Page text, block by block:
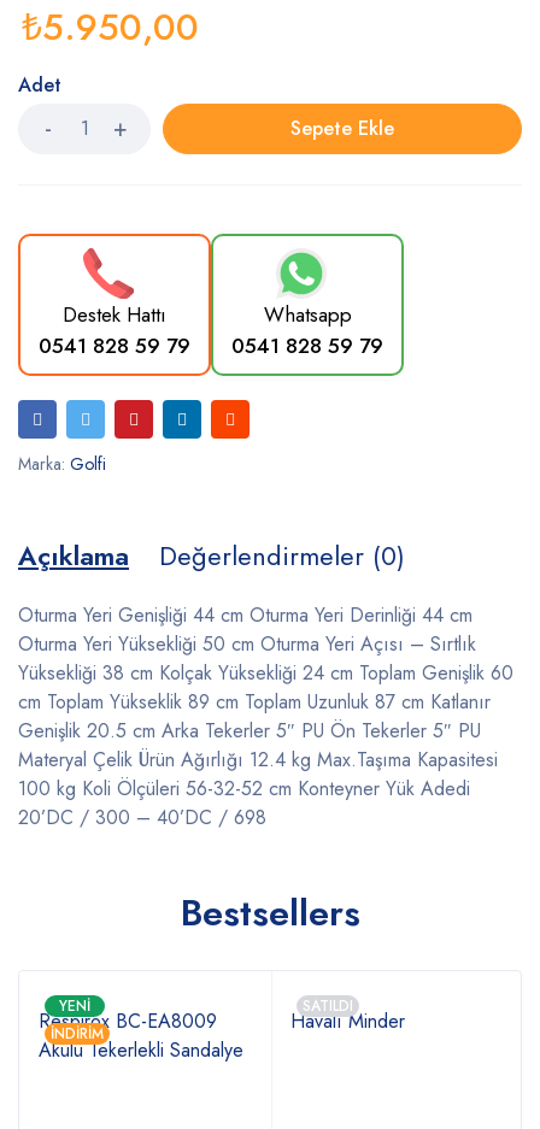
₺5.950,00
Adet
Sepete Ekle
Destek Hattı
0541 828 59 79
Whatsapp
0541 828 59 79
Marka: Golfi
Açıklama Değerlendirmeler (0)
Oturma Yeri Genişliği 44 cm Oturma Yeri Derinliği 44 cm
Oturma Yeri Yüksekliği 50 cm Oturma Yeri Açısı – Sırtlık
Yüksekliği 38 cm Kolçak Yüksekliği 24 cm Toplam Genişlik 60
cm Toplam Yükseklik 89 cm Toplam Uzunluk 87 cm Katlanır
Genişlik 20.5 cm Arka Tekerler 5″ PU Ön Tekerler 5″ PU
Materyal Çelik Ürün Ağırlığı 12.4 kg Max.Taşıma Kapasitesi
100 kg Koli Ölçüleri 56-32-52 cm Konteyner Yük Adedi
20’DC / 300 – 40’DC / 698
Bestsellers
YENI
İNDIRIM
Respirox BC-EA8009
Akülü Tekerlekli Sandalye
SATILDI
Havalı Minder